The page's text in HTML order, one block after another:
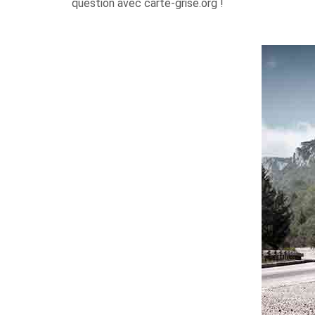
question avec carte-grise.org !